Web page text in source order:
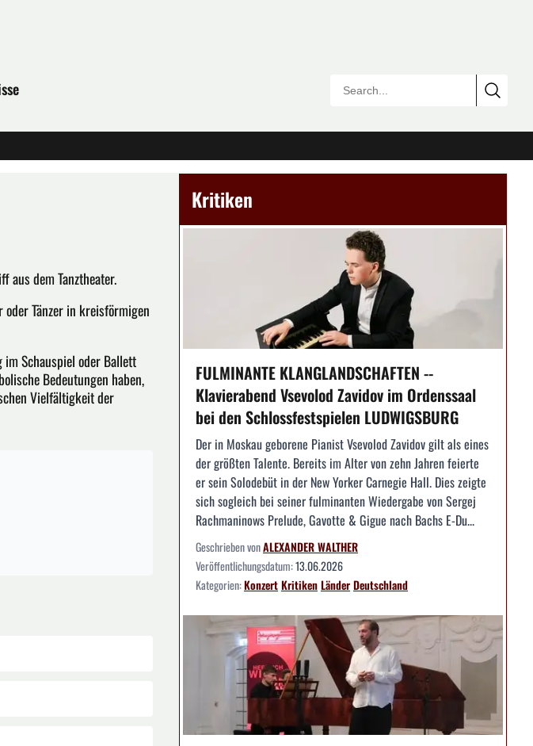
aus dem Tanztheater.
oder Tänzer in kreisförmigen
Schauspiel oder Ballett
Bedeutungen haben,
Vielfältigkeit der
Kritiken
FULMINANTE KLANGLANDSCHAFTEN --
Klavierabend Vsevolod Zavidov im Ordenssaal
bei den Schlossfestspielen LUDWIGSBURG
Der in Moskau geborene Pianist Vsevolod Zavidov gilt als eines
der größten Talente. Bereits im Alter von zehn Jahren feierte
er sein Solodebüt in der New Yorker Carnegie Hall. Dies zeigte
sich sogleich bei seiner fulminanten Wiedergabe von Sergej
Rachmaninows Prelude, Gavotte & Gigue nach Bachs E-Du...
Geschrieben vonALEXANDER WALTHER
Veröffentlichungsdatum:13.06.2026
Kategorien:KonzertKritikenLänderDeutschland